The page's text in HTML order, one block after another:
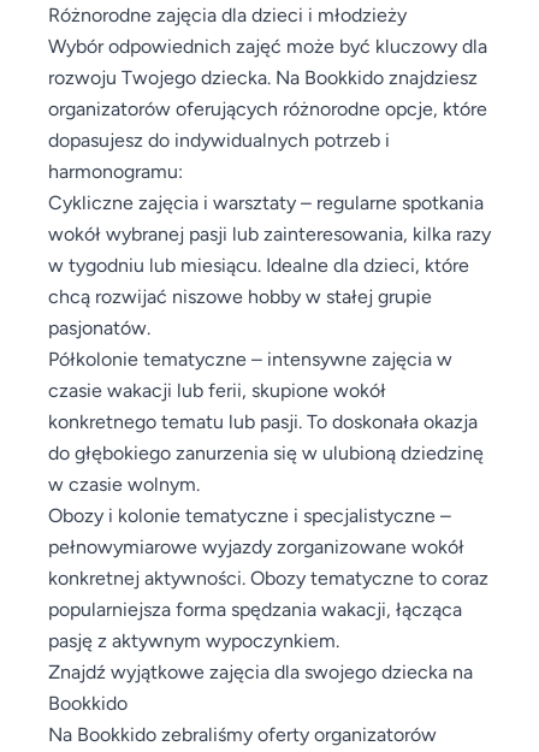
Różnorodne zajęcia dla dzieci i młodzieży
Wybór odpowiednich zajęć może być kluczowy dla
rozwoju Twojego dziecka. Na Bookkido znajdziesz
organizatorów oferujących różnorodne opcje, które
dopasujesz do indywidualnych potrzeb i
harmonogramu:
Cykliczne zajęcia i warsztaty – regularne spotkania
wokół wybranej pasji lub zainteresowania, kilka razy
w tygodniu lub miesiącu. Idealne dla dzieci, które
chcą rozwijać niszowe hobby w stałej grupie
pasjonatów.
Półkolonie tematyczne – intensywne zajęcia w
czasie wakacji lub ferii, skupione wokół
konkretnego tematu lub pasji. To doskonała okazja
do głębokiego zanurzenia się w ulubioną dziedzinę
w czasie wolnym.
Obozy i kolonie tematyczne i specjalistyczne –
pełnowymiarowe wyjazdy zorganizowane wokół
konkretnej aktywności. Obozy tematyczne to coraz
popularniejsza forma spędzania wakacji, łącząca
pasję z aktywnym wypoczynkiem.
Znajdź wyjątkowe zajęcia dla swojego dziecka na
Bookkido
Na Bookkido zebraliśmy oferty organizatorów